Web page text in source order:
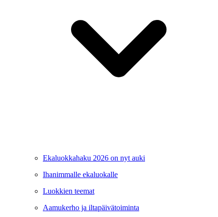
Ekaluokkahaku 2026 on nyt auki
Ihanimmalle ekaluokalle
Luokkien teemat
Aamukerho ja iltapäivätoiminta